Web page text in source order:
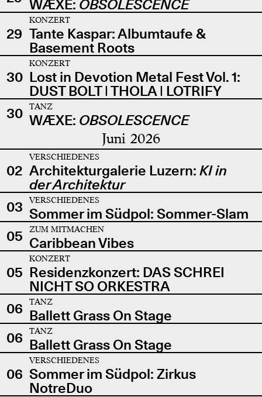
WÆXE: OBSOLESCENCE
29
KONZERT
Tante Kaspar: Albumtaufe &
Basement Roots
30
KONZERT
Lost in Devotion Metal Fest Vol. 1:
DUST BOLT | THOLA | LOTRIFY
30
TANZ
WÆXE: OBSOLESCENCE
Juni 2026
02
VERSCHIEDENES
Architekturgalerie Luzern: KI in
der Architektur
03
VERSCHIEDENES
Sommer im Südpol: Sommer-Slam
05
ZUM MITMACHEN
Caribbean Vibes
05
KONZERT
Residenzkonzert: DAS SCHREI
NICHT SO ORKESTRA
06
TANZ
Ballett Grass On Stage
06
TANZ
Ballett Grass On Stage
06
VERSCHIEDENES
Sommer im Südpol: Zirkus
NotreDuo